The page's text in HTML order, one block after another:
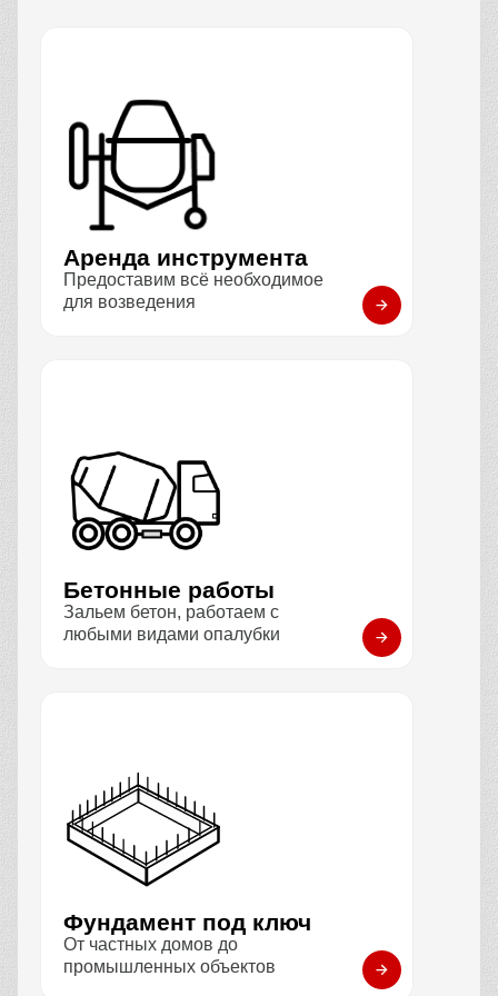
Аренда инструмента
Предоставим всё необходимое
для возведения
Бетонные работы
Зальем бетон, работаем с
любыми видами опалубки
Фундамент под ключ
От частных домов до
промышленных объектов